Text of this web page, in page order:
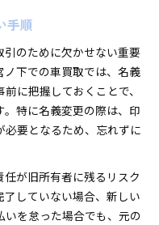
手順
のために欠かせない重要
下での車買取では、名義
に把握しておくことで、
。特に名義変更の際は、印
要となるため、忘れずに
が旧所有者に残るリスク
していない場合、新しい
を怠った場合でも、元の